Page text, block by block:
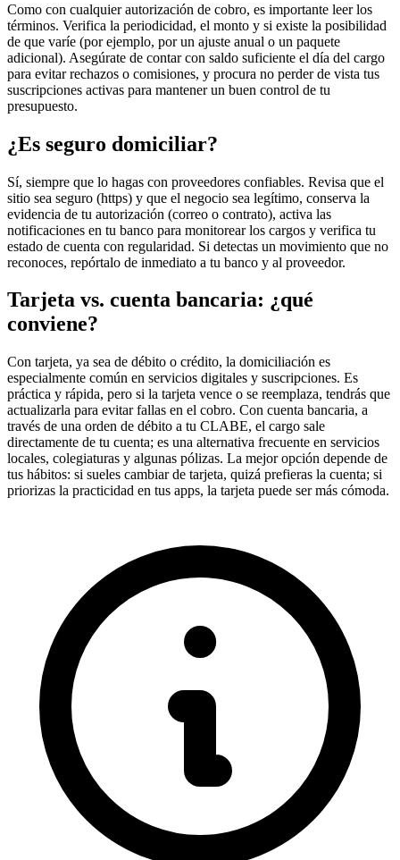
Como con cualquier autorización de cobro, es importante leer los
términos. Verifica la periodicidad, el monto y si existe la posibilidad
de que varíe (por ejemplo, por un ajuste anual o un paquete
adicional). Asegúrate de contar con saldo suficiente el día del cargo
para evitar rechazos o comisiones, y procura no perder de vista tus
suscripciones activas para mantener un buen control de tu
presupuesto.
¿Es seguro domiciliar?
Sí, siempre que lo hagas con proveedores confiables. Revisa que el
sitio sea seguro (https) y que el negocio sea legítimo, conserva la
evidencia de tu autorización (correo o contrato), activa las
notificaciones en tu banco para monitorear los cargos y verifica tu
estado de cuenta con regularidad. Si detectas un movimiento que no
reconoces, repórtalo de inmediato a tu banco y al proveedor.
Tarjeta vs. cuenta bancaria: ¿qué
conviene?
Con tarjeta, ya sea de débito o crédito, la domiciliación es
especialmente común en servicios digitales y suscripciones. Es
práctica y rápida, pero si la tarjeta vence o se reemplaza, tendrás que
actualizarla para evitar fallas en el cobro. Con cuenta bancaria, a
través de una orden de débito a tu CLABE, el cargo sale
directamente de tu cuenta; es una alternativa frecuente en servicios
locales, colegiaturas y algunas pólizas. La mejor opción depende de
tus hábitos: si sueles cambiar de tarjeta, quizá prefieras la cuenta; si
priorizas la practicidad en tus apps, la tarjeta puede ser más cómoda.